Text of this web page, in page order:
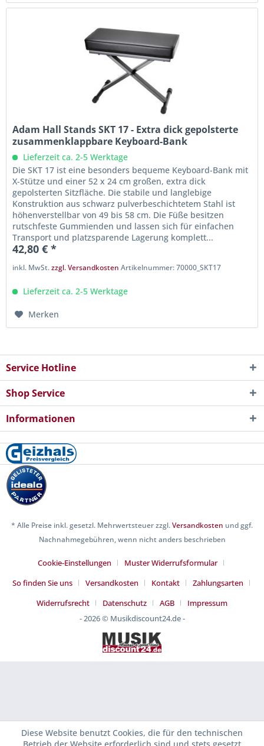
Adam Hall Stands SKT 17 - Extra dick gepolsterte
zusammenklappbare Keyboard-Bank
Lieferzeit ca. 2-5 Werktage
Die SKT 17 ist eine besonders bequeme Keyboard-Bank mit
X-Stütze und einer 52 x 24 cm großen, extra dick
gepolsterten Sitzfläche. Die stabile und langlebige
Konstruktion aus schwarz pulverbeschichtetem Stahl ist
höhenverstellbar von 49 bis 58 cm. Die Füße besitzen
rutschfeste Gummienden und lassen sich für einfachen
Transport und platzsparende Lagerung komplett...
42,80 € *
inkl. MwSt.zzgl. Versandkosten Artikelnummer: 70000_SKT17
Lieferzeit ca. 2-5 Werktage
Merken
Service Hotline
Shop Service
Informationen
* Alle Preise inkl. gesetzl. Mehrwertsteuer zzgl.Versandkosten und ggf.
Nachnahmegebühren, wenn nicht anders beschrieben
Cookie-Einstellungen
Muster Widerrufsformular
So finden Sie uns
Versandkosten Kontakt
Zahlungsarten
Widerrufsrecht
Datenschutz AGB
Impressum
- 2026 © Musikdiscount24.de -
Diese Website benutzt Cookies, die für den technischen